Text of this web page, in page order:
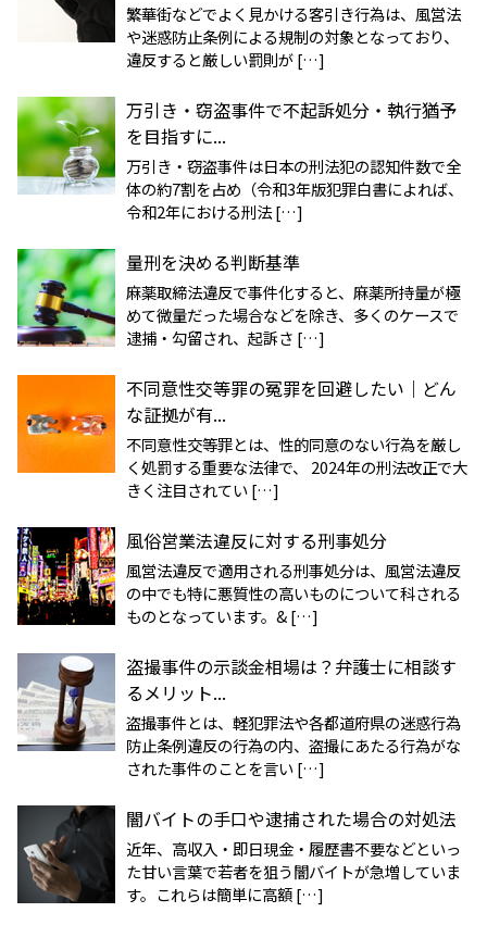
繁華街などでよく見かける客引き行為は、風営法
や迷惑防止条例による規制の対象となっており、
違反すると厳しい罰則が […]
万引き・窃盗事件で不起訴処分・執行猶予
を目指すに...
万引き・窃盗事件は日本の刑法犯の認知件数で全
体の約7割を占め（令和3年版犯罪白書によれば、
令和2年における刑法 […]
量刑を決める判断基準
麻薬取締法違反で事件化すると、麻薬所持量が極
めて微量だった場合などを除き、多くのケースで
逮捕・勾留され、起訴さ […]
不同意性交等罪の冤罪を回避したい｜どん
な証拠が有...
不同意性交等罪とは、性的同意のない行為を厳し
く処罰する重要な法律で、 2024年の刑法改正で大
きく注目されてい […]
風俗営業法違反に対する刑事処分
風営法違反で適用される刑事処分は、風営法違反
の中でも特に悪質性の高いものについて科される
ものとなっています。& […]
盗撮事件の示談金相場は？弁護士に相談す
るメリット...
盗撮事件とは、軽犯罪法や各都道府県の迷惑行為
防止条例違反の行為の内、盗撮にあたる行為がな
された事件のことを言い […]
闇バイトの手口や逮捕された場合の対処法
近年、高収入・即日現金・履歴書不要などといっ
た甘い言葉で若者を狙う闇バイトが急増していま
す。これらは簡単に高額 […]